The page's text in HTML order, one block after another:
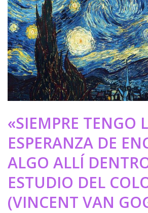
«SIEMPRE TENGO
ESPERANZA DE
ALGO ALLÍ
ESTUDIO DEL
(VINCENT VAN